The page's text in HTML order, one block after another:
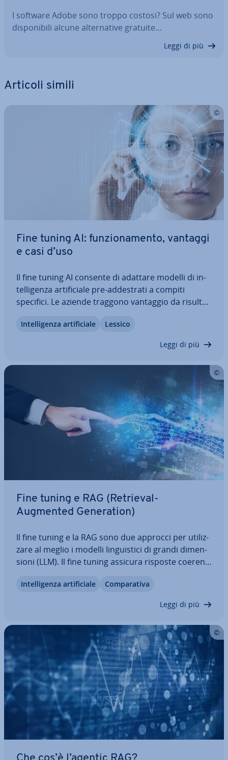
I software Adobe sono troppo costosi? Sul web sono
di­spo­ni­bi­li alcune al­ter­na­ti­ve gratuite…
Leggi di più
Articoli simili
Fine tuning AI: fun­zio­na­men­to, vantaggi
e casi d’uso
Il fine tuning AI consente di adattare modelli di in­
tel­li­gen­za ar­ti­fi­cia­le pre-ad­de­stra­ti a compiti
specifici. Le aziende traggono vantaggio da risultati
Scopri come funziona il fine tuning nell’in­tel­li­gen­za
In­tel­li­gen­za ar­ti­fi­cia­le Lessico
Leggi di più
Fine tuning e RAG (Retrieval-
Augmented Ge­ne­ra­tion)
Il fine tuning e la RAG sono due approcci per uti­liz­
za­re al meglio i modelli lin­gui­sti­ci di grandi di­men­
sio­ni (LLM). Il fine tuning assicura risposte coerenti
scen­ze attuali da fonti esterne. Entrambi i metodi
In­tel­li­gen­za ar­ti­fi­cia­le Com­pa­ra­ti­va
Leggi di più